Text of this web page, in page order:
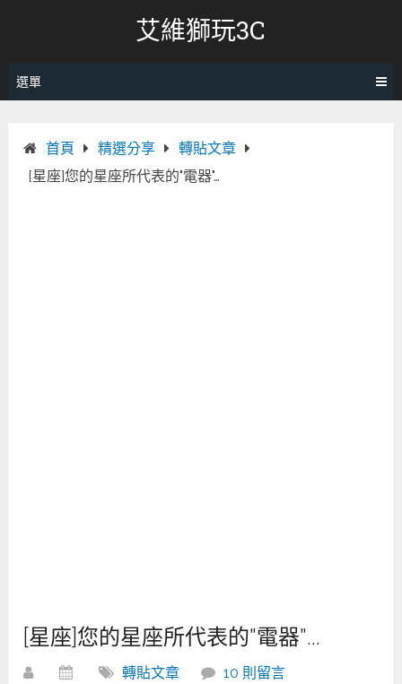
艾維獅玩3C
選單
首頁 精選分享
轉貼文章
[星座]您的星座所代表的"電器"…
[星座]您的星座所代表的"電器"…
轉貼文章 10 則留言